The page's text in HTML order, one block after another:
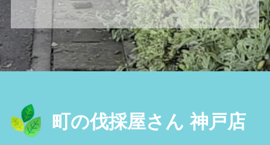
町の伐採屋さん 神戸店